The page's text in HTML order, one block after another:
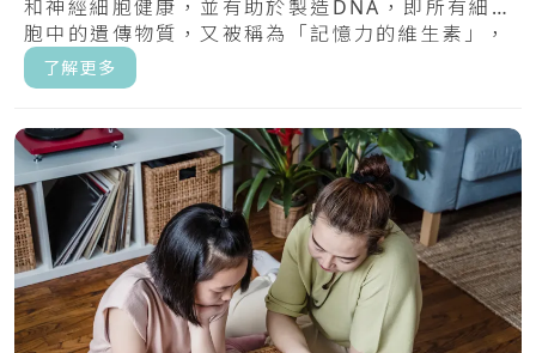
和神經細胞健康，並有助於製造DNA，即所有細
胞中的遺傳物質，又被稱為「記憶力的維生素」，
具.....
了解更多